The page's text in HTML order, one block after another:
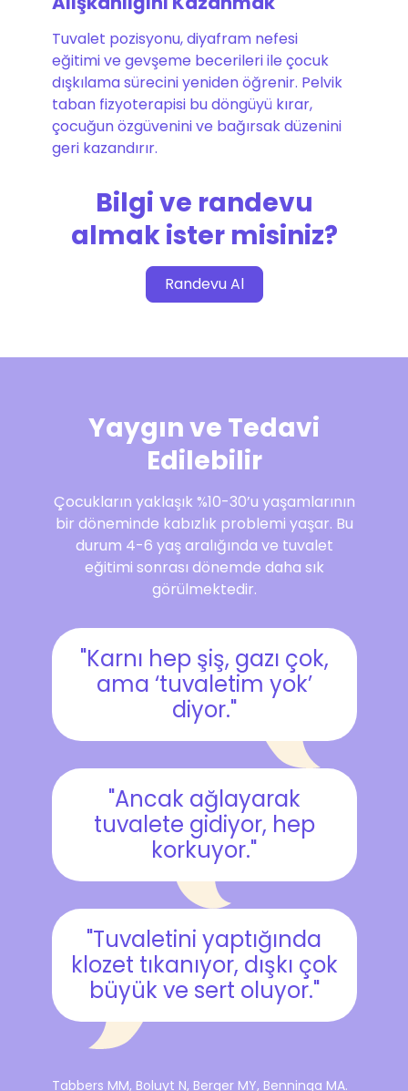
Tuvalet pozisyonu, diyafram nefesi
eğitimi ve gevşeme becerileri ile çocuk
dışkılama sürecini yeniden öğrenir. Pelvik
taban fizyoterapisi bu döngüyü kırar,
çocuğun özgüvenini ve bağırsak düzenini
geri kazandırır.
Bilgi ve randevu
almak ister misiniz?
Randevu Al
Yaygın ve Tedavi
Edilebilir
Çocukların yaklaşık %10-30’u yaşamlarının
bir döneminde kabızlık problemi yaşar. Bu
durum 4-6 yaş aralığında ve tuvalet
eğitimi sonrası dönemde daha sık
görülmektedir.
"Karnı hep şiş, gazı çok,
ama ‘tuvaletim yok’
diyor."
"Ancak ağlayarak
tuvalete gidiyor, hep
korkuyor."
"Tuvaletini yaptığında
klozet tıkanıyor, dışkı çok
büyük ve sert oluyor."
Tabbers MM, Boluyt N, Berger MY, Benninga MA.